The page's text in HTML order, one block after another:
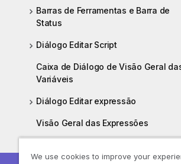
Barras de Ferramentas e Barra de
Status
Diálogo Editar Script
Caixa de Diálogo de Visão Geral
Variáveis
Diálogo Editar expressão
Visão Geral das Expressões
We use cookies to improve your